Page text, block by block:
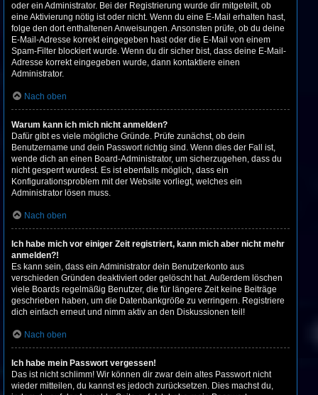
oder ein Administrator. Bei der Registrierung wurde dir mitgeteilt, ob
eine Aktivierung nötig ist oder nicht. Wenn du eine E-Mail erhalten hast,
folge den dort enthaltenen Anweisungen. Ansonsten prüfe, ob du deine
E-Mail-Adresse korrekt eingegeben hast oder die E-Mail von einem
Spam-Filter blockiert wurde. Wenn du dir sicher bist, dass deine E-Mail-
Adresse korrekt eingegeben wurde, dann kontaktiere einen
Administrator.
Nach oben
Warum kann ich mich nicht anmelden?
Dafür gibt es viele mögliche Gründe. Prüfe zunächst, ob dein
Benutzername und dein Passwort richtig sind. Wenn dies der Fall ist,
wende dich an einen Board-Administrator, um sicherzugehen, dass du
nicht gesperrt wurdest. Es ist ebenfalls möglich, dass ein
Konfigurationsproblem mit der Website vorliegt, welches ein
Administrator lösen muss.
Nach oben
Ich habe mich vor einiger Zeit registriert, kann mich aber nicht mehr
anmelden?!
Es kann sein, dass ein Administrator dein Benutzerkonto aus
verschieden Gründen deaktiviert oder gelöscht hat. Außerdem löschen
viele Boards regelmäßig Benutzer, die für längere Zeit keine Beiträge
geschrieben haben, um die Datenbankgröße zu verringern. Registriere
dich einfach erneut und nimm aktiv an den Diskussionen teil!
Nach oben
Ich habe mein Passwort vergessen!
Das ist nicht schlimm! Wir können dir zwar dein altes Passwort nicht
wieder mitteilen, du kannst es jedoch zurücksetzen. Dies machst du,